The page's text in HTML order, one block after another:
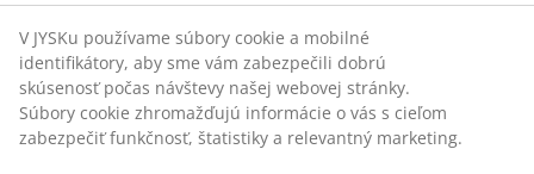
1) Nechcete sa vzdať svojho dedičstva? Vyskúšajte
špeciálnevrecká , z ktorých jednoducho vysajete
vzduch, a tak zmenšíte objem ťažko skladovateľných
paplónov a vankúšov.
V JYSKu používame súbory cookie a mobilné
identifikátory, aby sme vám zabezpečili dobrú
skúsenosť počas návštevy našej webovej stránky.
Súbory cookie zhromažďujú informácie o vás s cieľom
zabezpečiť funkčnosť, štatistiky a relevantný marketing.